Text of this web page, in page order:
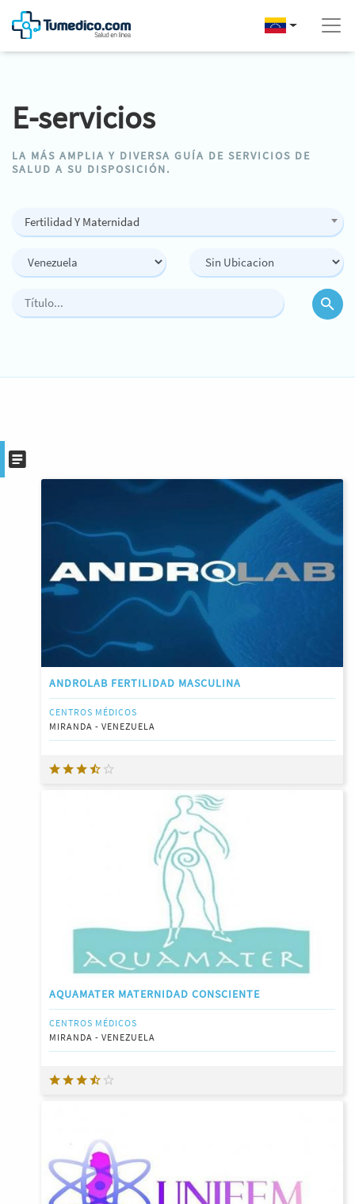
E-servicios
LA MÁS AMPLIA Y DIVERSA GUÍA DE SERVICIOS DE
SALUD A SU DISPOSICIÓN.
Fertilidad Y Maternidad
ANDROLAB FERTILIDAD MASCULINA
CENTROS MÉDICOS
MIRANDA - VENEZUELA
AQUAMATER MATERNIDAD CONSCIENTE
CENTROS MÉDICOS
MIRANDA - VENEZUELA